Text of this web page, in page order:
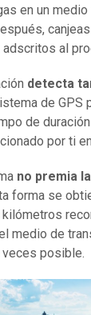
en un
al
detecta
de GPS
de
por ti
no premia
forma se
medio de
veces posible.